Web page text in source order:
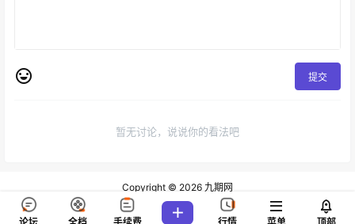
提交
暂无讨论，说说你的看法吧
Copyright © 2026 九期网
查询 80 次，耗时 0.1267 秒